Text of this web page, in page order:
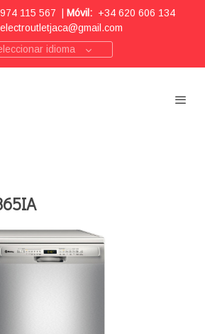
115 567 Móvil: +34 620 606 134
electroutletjaca@gmail.com
idioma